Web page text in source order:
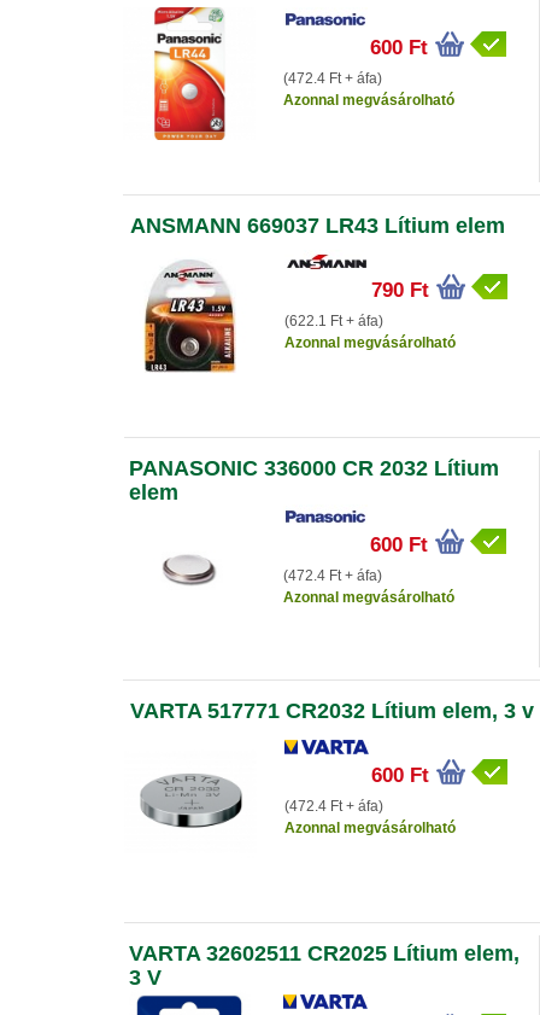
600 Ft
(472.4 Ft + áfa)
Azonnal megvásárolható
ANSMANN 669037 LR43 Lítium elem
790 Ft
(622.1 Ft + áfa)
Azonnal megvásárolható
PANASONIC 336000 CR 2032 Lítium
elem
600 Ft
(472.4 Ft + áfa)
Azonnal megvásárolható
VARTA 517771 CR2032 Lítium elem, 3 v
600 Ft
(472.4 Ft + áfa)
Azonnal megvásárolható
VARTA 32602511 CR2025 Lítium elem,
3 V